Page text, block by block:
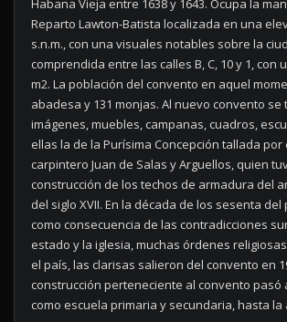
Habana Vieja entre 1638 y 1643. Ocupa la
Reparto Lawton-Batista localizada en una
s.n.m., con una visuales notables sobre la
comprendida entre las calles B, C, 10 y 1, con
m2. La población del convento en aquel
abadesa y 131 monjas. Al nuevo convento
imágenes, muebles, campanas, cuadros,
ellas la de la Purísima Concepción tallada por
carpintero Juan de Salas y Arguellos, quien
construcción de los techos de armadura del
del siglo XVII. En la década de los sesenta del
como consecuencia de las contradicciones
estado y la iglesia, muchas órdenes
el país, las clarisas salieron del convento en
construcción perteneciente al convento pasó
como escuela primaria y secundaria, hasta la